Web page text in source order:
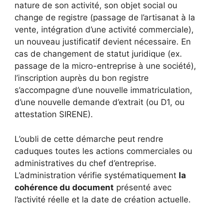
nature de son activité, son objet social ou
change de registre (passage de l’artisanat à la
vente, intégration d’une activité commerciale),
un nouveau justificatif devient nécessaire. En
cas de changement de statut juridique (ex.
passage de la micro-entreprise à une société),
l’inscription auprès du bon registre
s’accompagne d’une nouvelle immatriculation,
d’une nouvelle demande d’extrait (ou D1, ou
attestation SIRENE).
L’oubli de cette démarche peut rendre
caduques toutes les actions commerciales ou
administratives du chef d’entreprise.
L’administration vérifie systématiquement la
cohérence du document présenté avec
l’activité réelle et la date de création actuelle.